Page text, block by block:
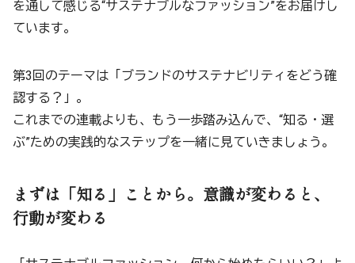
を通して感じる“サステナブルなファッション”をお届けし
ています。
第3回のテーマは「ブランドのサステナビリティをどう確
認する？」。
これまでの連載よりも、もう一歩踏み込んで、“知る・選
ぶ”ための実践的なステップを一緒に見ていきましょう。
まずは「知る」ことから。意識が変わると、
行動が変わる